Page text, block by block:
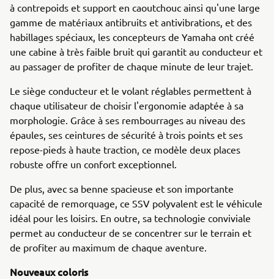
à contrepoids et support en caoutchouc ainsi qu'une large
gamme de matériaux antibruits et antivibrations, et des
habillages spéciaux, les concepteurs de Yamaha ont créé
une cabine à très faible bruit qui garantit au conducteur et
au passager de profiter de chaque minute de leur trajet.
Le siège conducteur et le volant réglables permettent à
chaque utilisateur de choisir l'ergonomie adaptée à sa
morphologie. Grâce à ses rembourrages au niveau des
épaules, ses ceintures de sécurité à trois points et ses
repose-pieds à haute traction, ce modèle deux places
robuste offre un confort exceptionnel.
De plus, avec sa benne spacieuse et son importante
capacité de remorquage, ce SSV polyvalent est le véhicule
idéal pour les loisirs. En outre, sa technologie conviviale
permet au conducteur de se concentrer sur le terrain et
de profiter au maximum de chaque aventure.
Nouveaux coloris